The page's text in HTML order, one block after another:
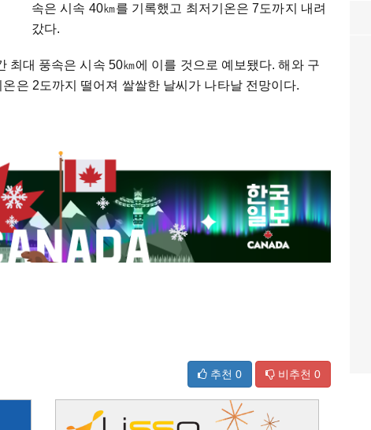
속은 시속 40㎞를 기록했고 최저기온은 7도까지 내려
갔다.
최대 풍속은 시속 50㎞에 이를 것으로 예보됐다. 해와 구
은 2도까지 떨어져 쌀쌀한 날씨가 나타날 전망이다.
추천 0 비추천 0